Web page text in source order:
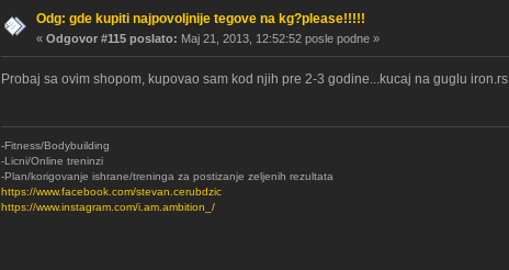
Odg: gde kupiti najpovoljnije tegove na kg?please!!!!!
« Odgovor #115 poslato: Maj 21, 2013, 12:52:52 posle podne »
Probaj sa ovim shopom, kupovao sam kod njih pre 2-3 godine...kucaj na guglu iron.rs
-Fitness/Bodybuilding
-Licni/Online treninzi
-Plan/korigovanje ishrane/treninga za postizanje zeljenih rezultata
https://www.facebook.com/stevan.cerubdzic
https://www.instagram.com/i.am.ambition_/